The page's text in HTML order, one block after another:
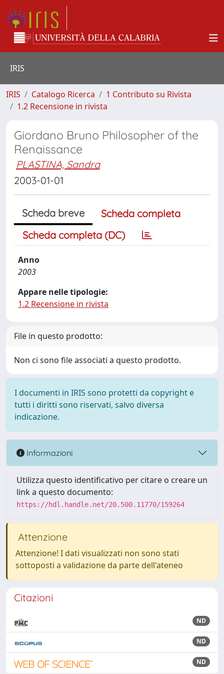
IRIS
IRIS Catalogo Ricerca
1 Contributo su Rivista
1.2 Recensione in rivista
Giordano Bruno Philosopher of the
Renaissance
PLASTINA, Sandra
2003-01-01
Scheda breve
Scheda completa
Scheda completa (DC)
Anno
2003
Appare nelle tipologie:
1.2 Recensione in rivista
File in questo prodotto:
Non ci sono file associati a questo prodotto.
I documenti in IRIS sono protetti da copyright e
tutti i diritti sono riservati, salvo diversa
indicazione.
Informazioni
Utilizza questo identificativo per citare o creare un
link a questo documento:
https://hdl.handle.net/20.500.11770/159264
Attenzione
Attenzione! I dati visualizzati non sono stati
sottoposti a validazione da parte dell'ateneo
Citazioni
ND
ND
ND